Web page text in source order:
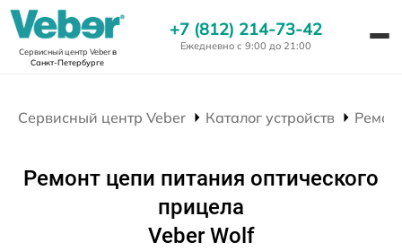
Сервисный центр Veberв
Санкт-Петербурге
+7 (812) 214-73-42
Ежедневно с 9:00 до 21:00
Сервисный центр Veber Каталог устройств
Ремонт цепи питания оптического
прицела
Veber Wolf